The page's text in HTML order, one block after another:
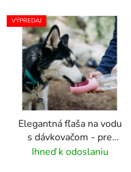
VÝPREDAJ
Elegantná fľaša na vodu
s dávkovačom - pre
psov a mačky (400ml)
Ihneď k odoslaniu